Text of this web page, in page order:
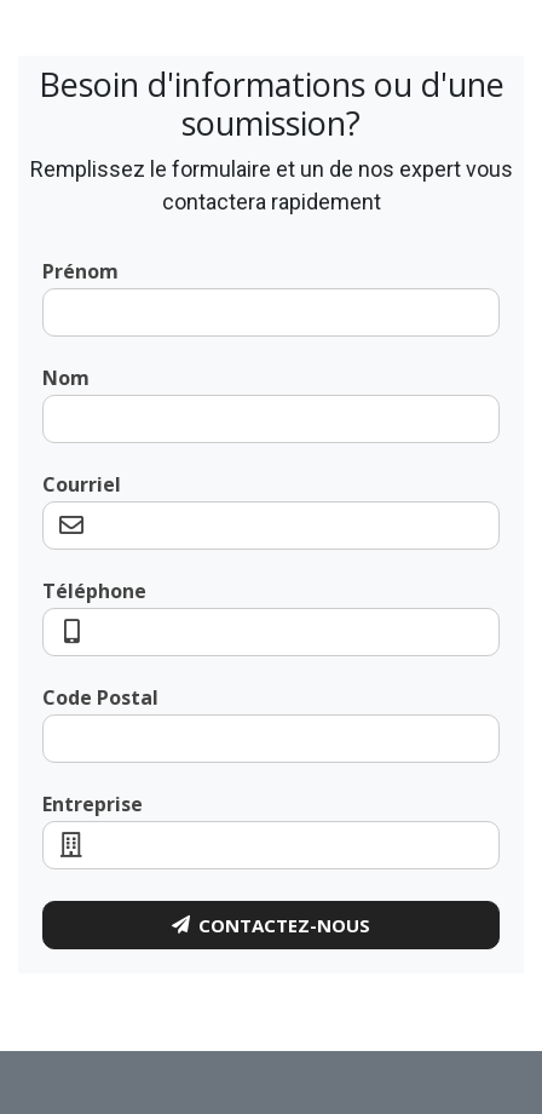
Besoin d'informations ou d'une
soumission?
Remplissez le formulaire et un de nos expert vous
contactera rapidement
Prénom
Nom
Courriel
Téléphone
Code Postal
Entreprise
CONTACTEZ-NOUS